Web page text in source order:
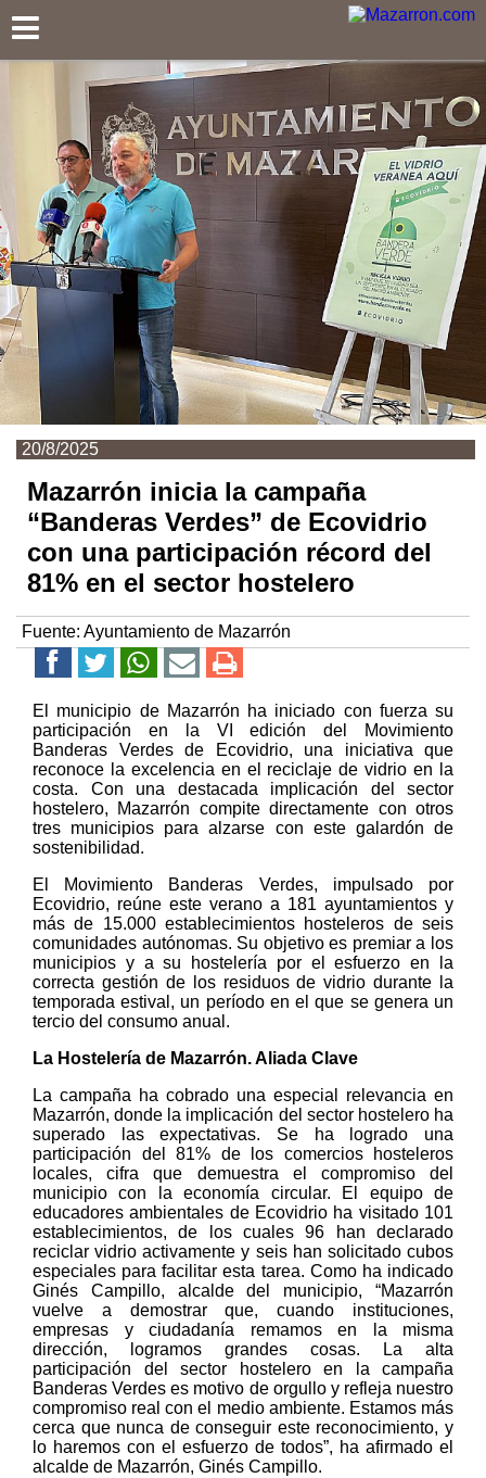
20/8/2025
Mazarrón inicia la campaña
“Banderas Verdes” de Ecovidrio
con una participación récord del
81% en el sector hostelero
Fuente: Ayuntamiento de Mazarrón
El municipio de Mazarrón ha iniciado con fuerza su
participación en la VI edición del Movimiento
Banderas Verdes de Ecovidrio, una iniciativa que
reconoce la excelencia en el reciclaje de vidrio en la
costa. Con una destacada implicación del sector
hostelero, Mazarrón compite directamente con otros
tres municipios para alzarse con este galardón de
sostenibilidad.
El Movimiento Banderas Verdes, impulsado por
Ecovidrio, reúne este verano a 181 ayuntamientos y
más de 15.000 establecimientos hosteleros de seis
comunidades autónomas. Su objetivo es premiar a los
municipios y a su hostelería por el esfuerzo en la
correcta gestión de los residuos de vidrio durante la
temporada estival, un período en el que se genera un
tercio del consumo anual.
La Hostelería de Mazarrón. Aliada Clave
La campaña ha cobrado una especial relevancia en
Mazarrón, donde la implicación del sector hostelero ha
superado las expectativas. Se ha logrado una
participación del 81% de los comercios hosteleros
locales, cifra que demuestra el compromiso del
municipio con la economía circular. El equipo de
educadores ambientales de Ecovidrio ha visitado 101
establecimientos, de los cuales 96 han declarado
reciclar vidrio activamente y seis han solicitado cubos
especiales para facilitar esta tarea. Como ha indicado
Ginés Campillo, alcalde del municipio, “Mazarrón
vuelve a demostrar que, cuando instituciones,
empresas y ciudadanía remamos en la misma
dirección, logramos grandes cosas. La alta
participación del sector hostelero en la campaña
Banderas Verdes es motivo de orgullo y refleja nuestro
compromiso real con el medio ambiente. Estamos más
cerca que nunca de conseguir este reconocimiento, y
lo haremos con el esfuerzo de todos”, ha afirmado el
alcalde de Mazarrón, Ginés Campillo.